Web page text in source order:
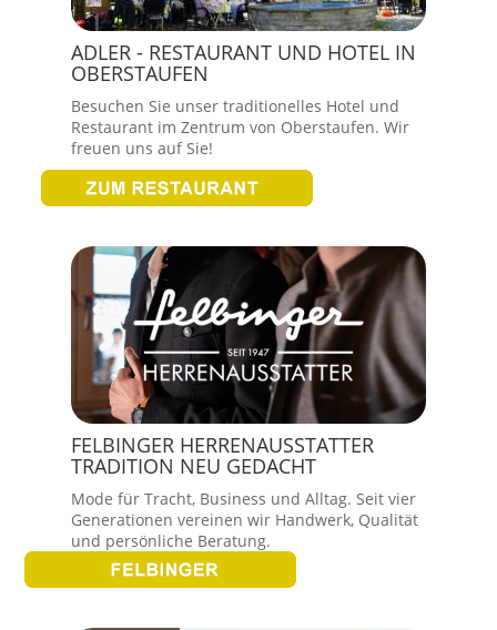
ADLER - RESTAURANT UND HOTEL IN
OBERSTAUFEN
Besuchen Sie unser traditionelles Hotel und
Restaurant im Zentrum von Oberstaufen. Wir
freuen uns auf Sie!
FELBINGER HERRENAUSSTATTER
TRADITION NEU GEDACHT
Mode für Tracht, Business und Alltag. Seit vier
Generationen vereinen wir Handwerk, Qualität
und persönliche Beratung.